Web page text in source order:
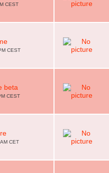
CEST
CEST
beta
CEST
CET